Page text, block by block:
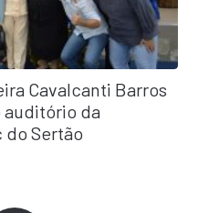
Cavalcanti Barros
da
do Sertão